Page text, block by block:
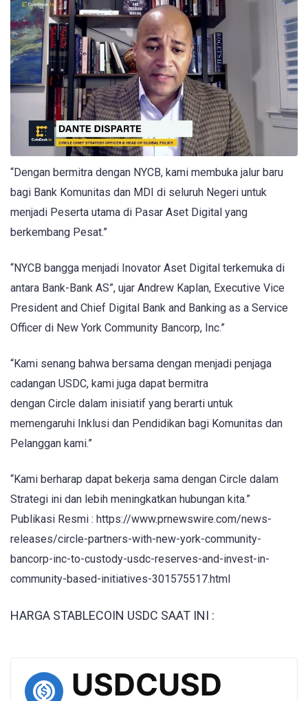
“Dengan bermitra dengan NYCB, kami membuka jalur baru
bagi Bank Komunitas dan MDI di seluruh Negeri untuk
menjadi Peserta utama di Pasar Aset Digital yang
berkembang Pesat.”
“NYCB bangga menjadi Inovator Aset Digital terkemuka di
antara Bank-Bank AS”, ujar Andrew Kaplan, Executive Vice
President and Chief Digital Bank and Banking as a Service
Officer di New York Community Bancorp, Inc.”
“Kami senang bahwa bersama dengan menjadi penjaga
cadangan USDC, kami juga dapat bermitra
dengan Circle dalam inisiatif yang berarti untuk
memengaruhi Inklusi dan Pendidikan bagi Komunitas dan
Pelanggan kami.”
“Kami berharap dapat bekerja sama dengan Circle dalam
Strategi ini dan lebih meningkatkan hubungan kita.”
Publikasi Resmi : https://www.prnewswire.com/news-
releases/circle-partners-with-new-york-community-
bancorp-inc-to-custody-usdc-reserves-and-invest-in-
community-based-initiatives-301575517.html
HARGA STABLECOIN USDC SAAT INI :